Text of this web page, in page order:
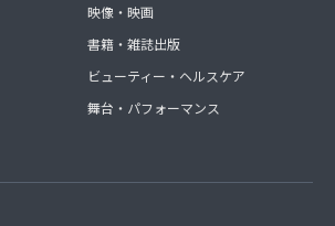
映像・映画
書籍・雑誌出版
ビューティー・ヘルスケア
舞台・パフォーマンス